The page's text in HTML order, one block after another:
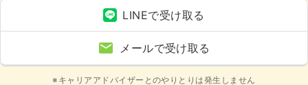
LINEで受け取る
メールで受け取る
※キャリアアドバイザーとのやりとりは発生しません